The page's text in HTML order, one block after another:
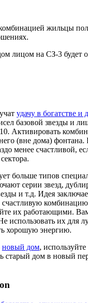
жильцы
лицом на СЗ-3 будет
удачу в богатстве и
базовой звезды и
10. Активировать
(вне дома) фонтана.
менее счастливой,
больше типов
серии звезд,
и т.д. Идея
комбинацию
их работающими.
использовать их для
хорошую энергию.
новый дом,
старый дом в новый